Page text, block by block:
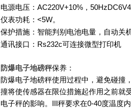
电源电压： AC220V+10% ，
仪表功耗： <5W。
保护措施：智能判别电池电量，自动关机
通讯接口： Rs232c可连接微型打印机
防爆电子地磅秤保养：
防爆电子地磅秤使用过程中，避免碰撞
撞将使传感器在限位措施起作用之前就
电子秤的影响。
秤要求在0-40度温度